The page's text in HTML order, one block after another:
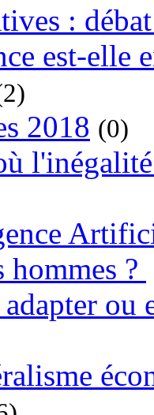
:
est-elle
2018 (0)
hommes ?
ou